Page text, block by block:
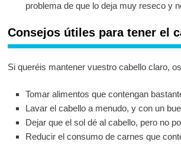
problema de que lo deja muy reseco y
Consejos útiles para tener el
Si queréis mantener vuestro cabello claro,
Tomar alimentos que contengan
Lavar el cabello a menudo, y con un
Dejar que el sol dé al cabello, pero no
Reducir el consumo de carnes que